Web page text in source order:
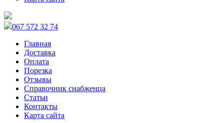
067 572 32 74
Главная
Доставка
Оплата
Порезка
Отзывы
Справочник снабженца
Статьи
Контакты
Карта сайта